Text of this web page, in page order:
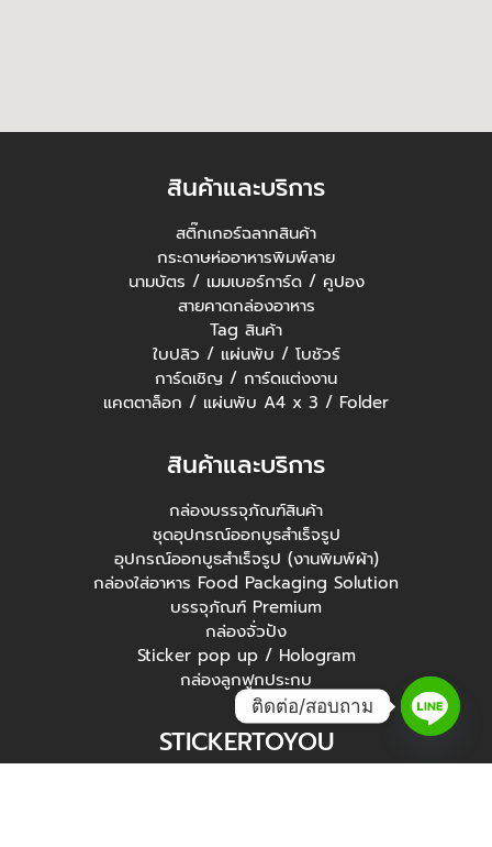
สินค้าและบริการ
สติ๊กเกอร์ฉลากสินค้า
กระดาษห่ออาหารพิมพ์ลาย
นามบัตร / เมมเบอร์การ์ด / คูปอง
สายคาดกล่องอาหาร
Tag สินค้า
ใบปลิว / แผ่นพับ / โบชัวร์
การ์ดเชิญ / การ์ดแต่งงาน
แคตตาล็อก / แผ่นพับ A4 x 3 / Folder
สินค้าและบริการ
กล่องบรรจุภัณฑ์สินค้า
ชุดอุปกรณ์ออกบูธสำเร็จรูป
อุปกรณ์ออกบูธสำเร็จรูป (งานพิมพ์ผ้า)
กล่องใส่อาหาร Food Packaging Solution
บรรจุภัณฑ์ Premium
กล่องจั่วปัง
Sticker pop up / Hologram
กล่องลูกฟูกประกบ
STICKERTOYOU
ติดต่อ/สอบถาม